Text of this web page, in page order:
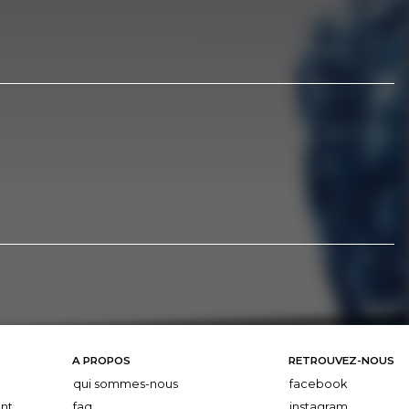
A PROPOS
qui sommes-nous
faq
RETROUVEZ-NOUS
facebook
instagram